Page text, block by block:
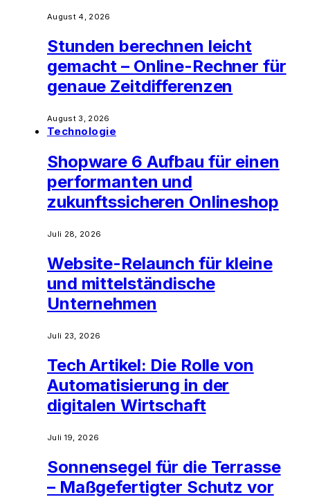
August 4, 2026
Stunden berechnen leicht
gemacht – Online-Rechner für
genaue Zeitdifferenzen
August 3, 2026
Technologie
Shopware 6 Aufbau für einen
performanten und
zukunftssicheren Onlineshop
Juli 28, 2026
Website-Relaunch für kleine
und mittelständische
Unternehmen
Juli 23, 2026
Tech Artikel: Die Rolle von
Automatisierung in der
digitalen Wirtschaft
Juli 19, 2026
Sonnensegel für die Terrasse
– Maßgefertigter Schutz vor